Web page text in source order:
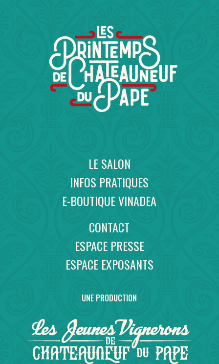
LE SALON
INFOS PRATIQUES
E-BOUTIQUE VINADEA
CONTACT
ESPACE PRESSE
ESPACE EXPOSANTS
UNE PRODUCTION